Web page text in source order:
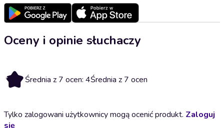
Oceny i opinie słuchaczy
4 Średnia z 7 ocen: 4Średnia z 7 ocen
Tylko zalogowani użytkownicy mogą ocenić produkt. Zaloguj
się